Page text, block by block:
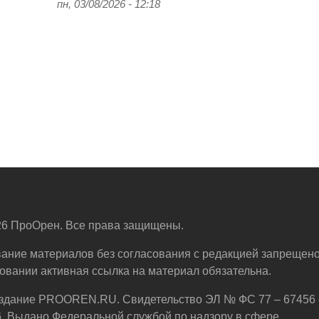
пн, 03/08/2026 - 12:18
ПроОрен. Все права защищены.
материалов без согласования с редакцией
активная ссылка на материал обязательна.
PROOREN.RU. Свидетельство ЭЛ № ФС 77 – 67456
Выдано Федеральной службой по надзору в сфере